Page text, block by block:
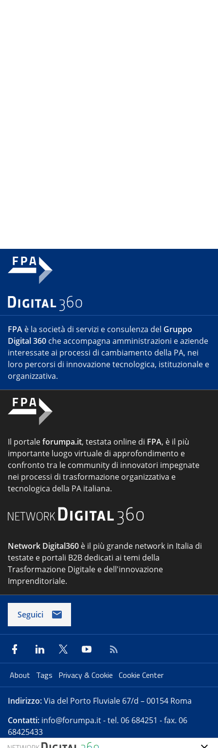
FPA è la società di servizi e consulenza del Gruppo
Digital 360 che accompagna amministrazioni e aziende
interessate ai processi di cambiamento della PA, nei
loro percorsi di innovazione tecnologica, istituzionale e
organizzativa.
Il portaleforumpa.it, testata online di FPA, è il più
importante luogo virtuale di approfondimento e
confronto tra le community di innovatori impegnate
nei processi di trasformazione organizzativa e
tecnologica della PA italiana.
Network Digital360 è il più grande network in Italia di
testate e portali B2B dedicati ai temi della
Trasformazione Digitale e dell'innovazione
Imprenditoriale.
Seguici
About Tags Privacy & Cookie Cookie Center
Indirizzo:Via del Porto Fluviale 67/d – 00154 Roma
Contatti: info@forumpa.it- tel. 06 684251 - fax. 06
68425433